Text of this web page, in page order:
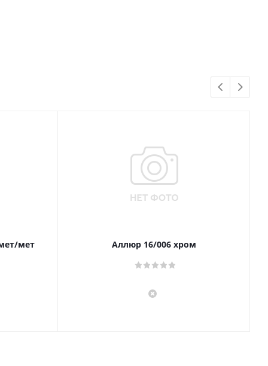
мет
Аллюр 16/006 хром